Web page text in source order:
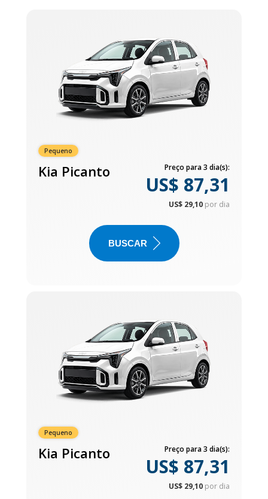
Pequeno
Kia Picanto Preço para 3 dia(s):
US$ 87,31
US$ 29,10 por dia
BUSCAR
Pequeno
Kia Picanto Preço para 3 dia(s):
US$ 87,31
US$ 29,10 por dia